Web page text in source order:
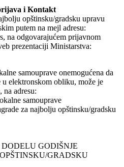
i Kontakt
opštinsku/gradsku upravu
putem na mejl adresu:
na odgovarajućem prijavnom
prezentaciji Ministarstva:
samouprave onemogućena da
elektronskom obliku, može je
na adresu:
samouprave
za najbolju opštinsku/gradsku
DODELU GODIŠNJE
GRADSKU